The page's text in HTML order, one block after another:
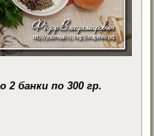
2 банки по 300 гр.